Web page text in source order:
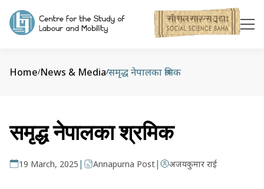
Home/News & Media/समृद्ध नेपालका श्रमिक
समृद्ध नेपालका श्रमिक
19 March, 2025 | Annapurna Post| अजयकुमार राई